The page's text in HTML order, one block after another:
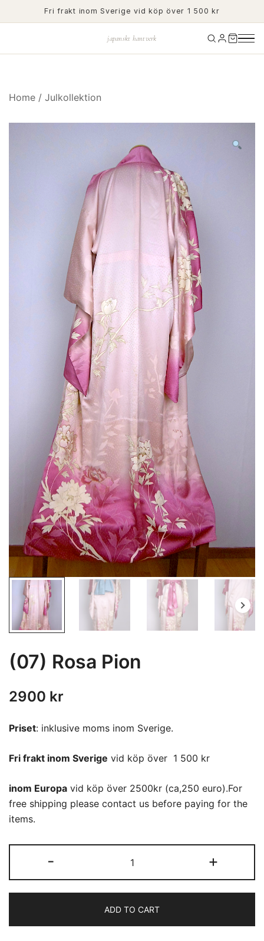
to
Fri frakt inom Sverige vid köp över 1 500 kr
japanskt hantverk
Home / Julkollektion
(07) Rosa Pion
2900 kr
Priset: inklusive moms inom Sverige.
Fri frakt inom Sverige vid köp över 1 500 kr
inom Europa vid köp över 2500kr (ca,250 euro).For
free shipping please contact us before paying for the
items.
-
Rosa
Pion
+
ADD TO CART